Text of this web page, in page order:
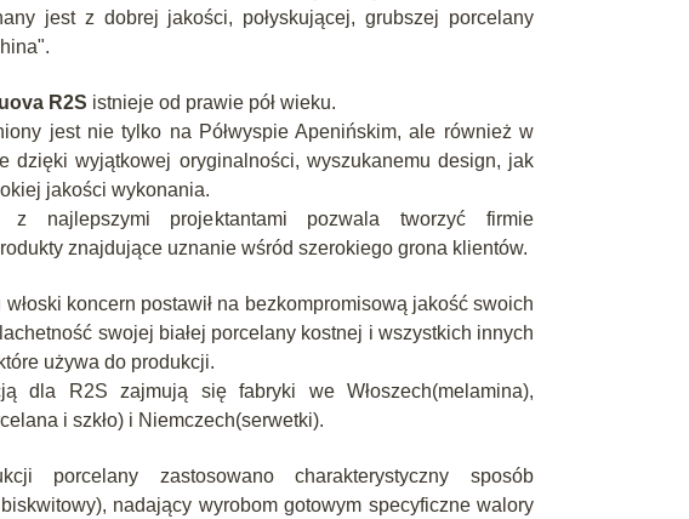
jest z dobrej jakości, połyskującej, grubszej porcelany
R2S istnieje od prawie pół wieku.
jest nie tylko na Półwyspie Apenińskim, ale również w
dzięki wyjątkowej oryginalności, wyszukanemu design, jak
jakości wykonania.
z najlepszymi projektantami pozwala tworzyć firmie
znajdujące uznanie wśród szerokiego grona klientów.
włoski koncern postawił na bezkompromisową jakość swoich
swojej białej porcelany kostnej i wszystkich innych
używa do produkcji.
dla R2S zajmują się fabryki we Włoszech(melamina),
i szkło) i Niemczech(serwetki).
porcelany zastosowano charakterystyczny sposób
biskwitowy), nadający wyrobom gotowym specyficzne walory